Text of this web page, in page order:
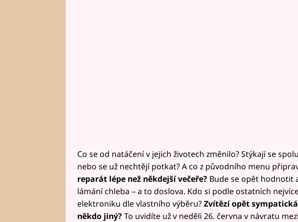
Co se od natáčení v jejich životech změnilo? Stýkají se
nebo se už nechtějí potkat? A co z původního menu
reparát lépe než někdejší večeře?Bude se opět hodnotit
lámání chleba – a to doslova. Kdo si podle ostatních
elektroniku dle vlastního výběru?Zvítězí opět
někdo jiný?To uvidíte už v neděli 26. června v návratu